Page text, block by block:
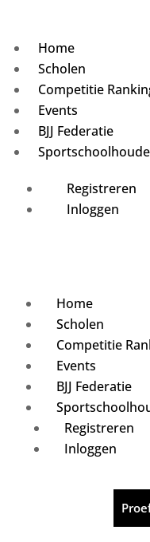
Home
Scholen
Competitie
Events
BJJ Federatie
Registreren
Inloggen
Home
Scholen
Competitie
Events
BJJ Federatie
Registreren
Inloggen